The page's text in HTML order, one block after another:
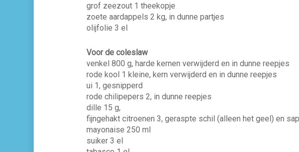
grof zeezout 1 theekopje
zoete aardappels 2 kg, in dunne partjes
olijfolie 3 el
Voor de coleslaw
venkel 800 g, harde kernen verwijderd en in dunne reepjes
rode kool 1 kleine, kern verwijderd en in dunne reepjes
ui 1, gesnipperd
rode chilipepers 2, in dunne reepjes
dille 15 g,
fijngehakt citroenen 3, geraspte schil (alleen het geel) en sap
mayonaise 250 ml
suiker 3 el